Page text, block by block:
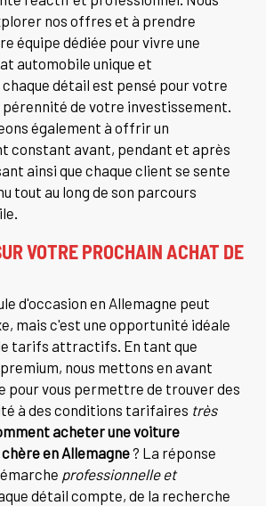
nos offres et à prendre
équipe dédiée pour vivre une
automobile unique et
détail est pensé pour votre
de votre investissement.
également à offrir un
constant avant, pendant et après
ainsi que chaque client se sente
tout au long de son parcours
VOTRE PROCHAIN ACHAT DE
d'occasion en Allemagne peut
mais c'est une opportunité idéale
tarifs attractifs. En tant que
nous mettons en avant
pour vous permettre de trouver des
à des conditions tarifaires très
acheter une voiture
en Allemagne? La réponse
professionnelle et
détail compte, de la recherche